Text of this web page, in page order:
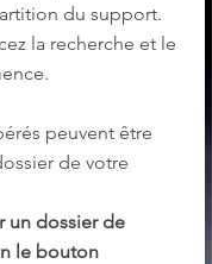
du support.
la recherche et le
peuvent être
de votre
un dossier de
le bouton